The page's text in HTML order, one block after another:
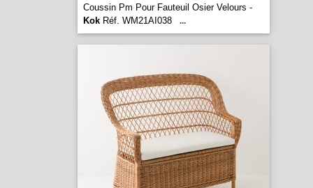
Coussin Pm Pour Fauteuil Osier Velours -
KokRéf. WM21AI038 ...